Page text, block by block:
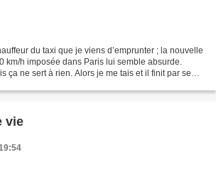
du taxi que je viens d’emprunter ; la nouvelle
km/h imposée dans Paris lui semble absurde.
ça ne sert à rien. Alors je me tais et il finit par se
vie